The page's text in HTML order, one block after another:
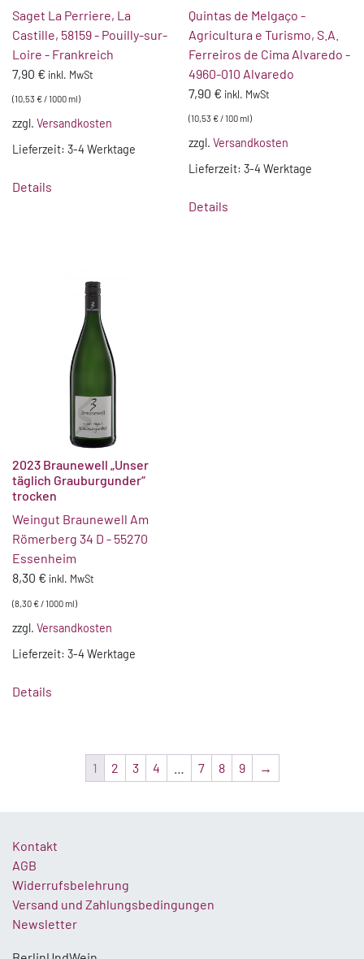
Saget La Perriere, La
Castille, 58159 - Pouilly-sur-
Loire - Frankreich
7,90 € inkl. MwSt
(10,53 €/1000ml)
zzgl. Versandkosten
Lieferzeit: 3-4 Werktage
Details
Quintas de Melgaço -
Agricultura e Turismo, S.A.
Ferreiros de Cima Alvaredo -
4960-010 Alvaredo
7,90 € inkl. MwSt
(10,53€/100ml)
zzgl.Versandkosten
Lieferzeit:3-4 Werktage
Details
2023 Braunewell „Unser
täglich Grauburgunder“
trocken
Weingut Braunewell Am
Römerberg 34 D - 55270
Essenheim
8,30 € inkl. MwSt
(8,30€ /1000ml)
zzgl. Versandkosten
Lieferzeit: 3-4 Werktage
Details
1 2 3 4 7 8 9 →
Kontakt
AGB
Widerrufsbelehrung
Versand und Zahlungsbedingungen
Newsletter